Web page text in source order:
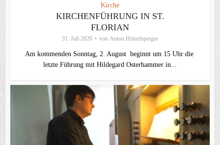
Kirche
KIRCHENFÜHRUNG IN ST.
FLORIAN
31. Juli 2026 von Anton Hötzelsperger
Am kommenden Sonntag, 2. August beginnt um 15 Uhr die
letzte Führung mit Hildegard Osterhammer in...